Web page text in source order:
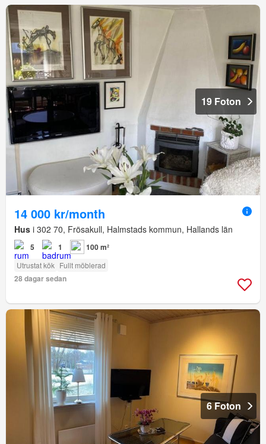
19 Foton
14 000 kr/month
Hus i 302 70, Frösakull, Halmstads kommun, Hallands län
5 1 100 m²
Utrustat kök Fullt möblerad
28 dagar sedan
6 Foton